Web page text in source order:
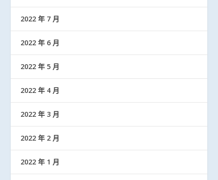
2022 年 7 月
2022 年 6 月
2022 年 5 月
2022 年 4 月
2022 年 3 月
2022 年 2 月
2022 年 1 月